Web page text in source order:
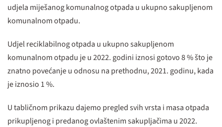
udjela miješanog komunalnog otpada u ukupno sakupljenom
komunalnom otpadu.
Udjel reciklabilnog otpada u ukupno sakupljenom
komunalnom otpadu je u 2022. godini iznosi gotovo 8 % što je
znatno povećanje u odnosu na prethodnu, 2021. godinu, kada
je iznosio 1 %.
U tabličnom prikazu dajemo pregled svih vrsta i masa otpada
prikupljenog i predanog ovlaštenim sakupljačima u 2022.